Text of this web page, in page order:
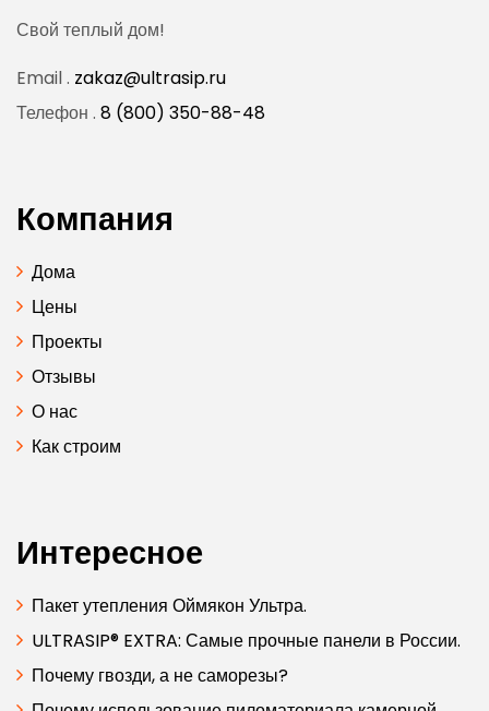
Свой теплый дом!
Email . zakaz@ultrasip.ru
Телефон . 8 (800) 350-88-48
Компания
Дома
Цены
Проекты
Отзывы
О нас
Как строим
Интересное
Пакет утепления Оймякон Ультра.
ULTRASIP® EXTRA: Самые прочные панели в России.
Почему гвозди, а не саморезы?